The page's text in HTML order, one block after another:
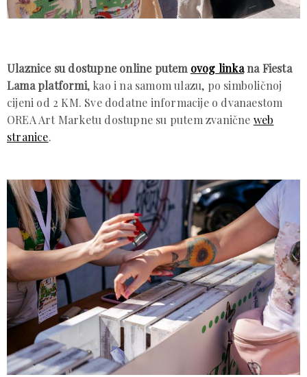
Ulaznice su dostupne online putem ovog linkana Fiesta
Lama platformi, kao i na samom ulazu, po simboličnoj
cijeni od 2 KM. Sve dodatne informacije o dvanaestom
OREA Art Marketu dostupne su putem zvanične web
stranice.